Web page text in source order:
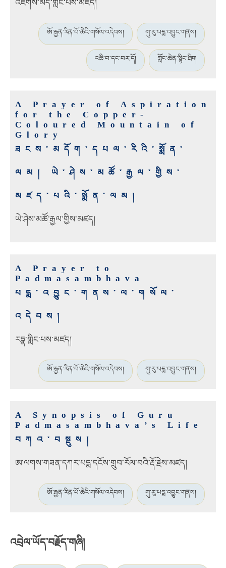
འཇིགས་མེད་གླིང་པས་མཛད།
ཨོ་རྒྱན་རིན་པོ་ཆེའི་གསོལ་འདེབས། གུ་རུ་པདྨ་འབྱུང་གནས།
འཆི་བ་དང་བར་དོ། ཀློང་ཆེན་སྙིང་ཐིག
A Prayer of Aspiration
for the Copper-
Coloured Mountain of
Glory
ཟངས་མདོག་དཔལ་རིའི་སྨོན་
ལམ། ཡེ་ཤེས་མཚོ་རྒྱལ་གྱིས་
མཛད་པའི་སྨོན་ལམ།
ཡེ་ཤེས་མཚོ་རྒྱལ་གྱིས་མཛད།
A Prayer to
Padmasambhava
པདྨ་འབྱུང་གནས་ལ་གསོལ་
འདེབས།
རཏྣ་གླིང་པས་མཛད།
ཨོ་རྒྱན་རིན་པོ་ཆེའི་གསོལ་འདེབས། གུ་རུ་པདྨ་འབྱུང་གནས།
A Synopsis of Guru
Padmasambhava’s Life
བཀའ་བསྡུས།
ཨ་ལགས་གཟན་དཀར་པདྨ་དངོས་གྲུབ་རོལ་བའི་རྡོ་རྗེས་མཛད།
ཨོ་རྒྱན་རིན་པོ་ཆེའི་གསོལ་འདེབས། གུ་རུ་པདྨ་འབྱུང་གནས།
འབྲེལ་ཡོད་བརྗོད་གཞི།